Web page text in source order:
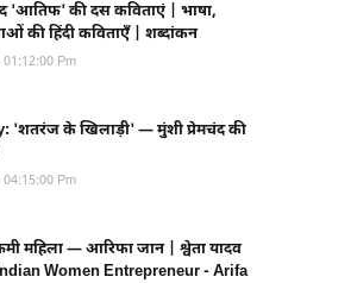
'आतिफ' की दस कविताएं | भाषा,
की हिंदी कविताएँ | शब्दांकन
Pm
'शतरंज के खिलाड़ी' — मुंशी प्रेमचंद की
Pm
महिला — आरिफा जान | श्वेता यादव
Indian Women Entrepreneur - Arifa